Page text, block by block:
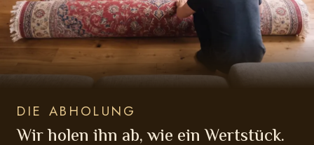
DIE ABHOLUNG
Wir holen ihn ab, wie ein Wertstück.